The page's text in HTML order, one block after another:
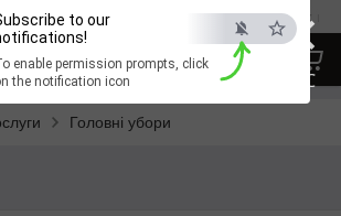
×
ESC
to our
enable permission prompts, click
the notification icon
та аксесуари тільки від перевірених
Головні убори